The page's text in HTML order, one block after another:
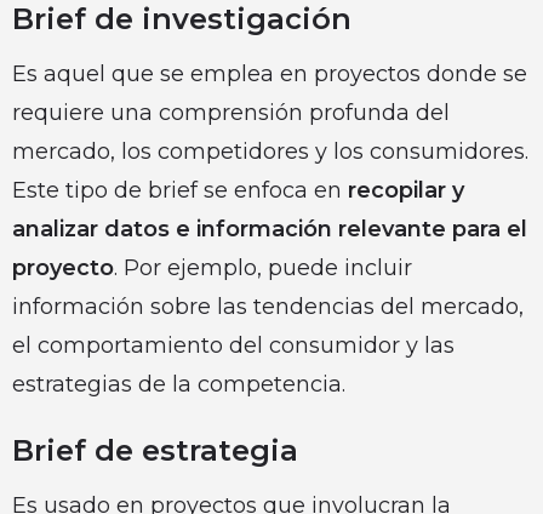
Brief de investigación
Es aquel que se emplea en proyectos donde se
requiere una comprensión profunda del
mercado, los competidores y los consumidores.
Este tipo de brief se enfoca en recopilar y
analizar datos e información relevante para el
proyecto. Por ejemplo, puede incluir
información sobre las tendencias del mercado,
el comportamiento del consumidor y las
estrategias de la competencia.
Brief de estrategia
Es usado en proyectos que involucran la